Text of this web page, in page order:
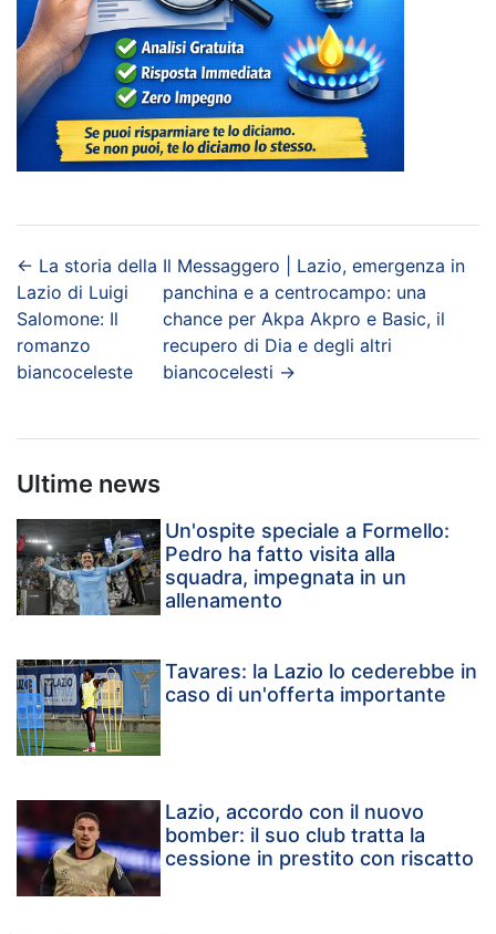
← La storia della
Lazio di Luigi
Salomone: Il
romanzo
biancoceleste
Il Messaggero | Lazio, emergenza in
panchina e a centrocampo: una
chance per Akpa Akpro e Basic, il
recupero di Dia e degli altri
biancocelesti →
Ultime news
Un'ospite speciale a Formello:
Pedro ha fatto visita alla
squadra, impegnata in un
allenamento
Tavares: la Lazio lo cederebbe in
caso di un'offerta importante
Lazio, accordo con il nuovo
bomber: il suo club tratta la
cessione in prestito con riscatto